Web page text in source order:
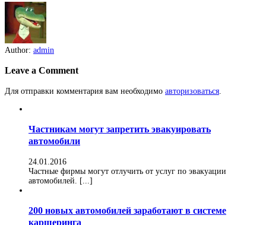
Author: admin
Leave a Comment
Для отправки комментария вам необходимо авторизоваться
Частникам могут запретить эвакуировать
автомобили
24.01.2016
Частные фирмы могут отлучить от услуг по эвакуации
автомобилей. [...]
200 новых автомобилей заработают в системе
каршеринга